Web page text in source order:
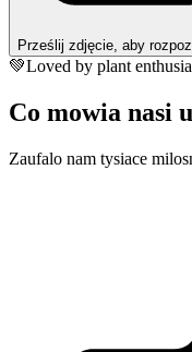
Prześlij zdjęcie, aby
💚Loved by plant
Co mowia nasi
Zaufalo nam tysiace